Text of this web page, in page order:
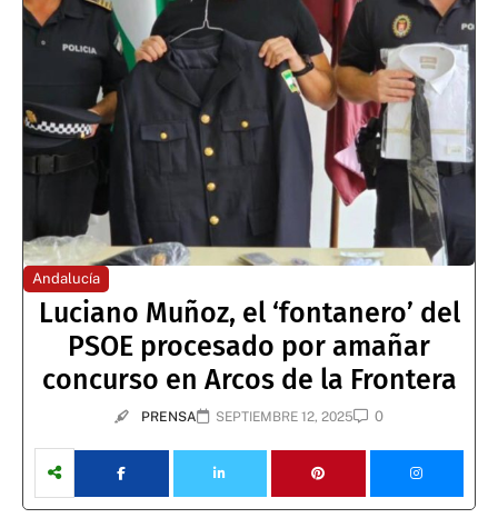
Andalucía
Luciano Muñoz, el ‘fontanero’ del
PSOE procesado por amañar
concurso en Arcos de la Frontera
PRENSA SEPTIEMBRE 12, 2025 0